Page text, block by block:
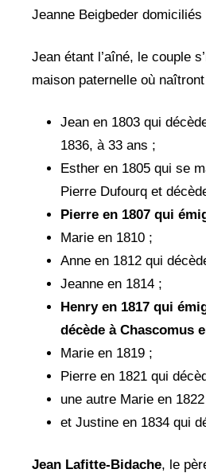
Jeanne Beigbeder domiciliés
Jean étant l’aîné, le couple
maison paternelle où
Jean en 1803 qui
1836, à 33 ans ;
Esther en 1805 qui se
Pierre Dufourq et
Pierre en 1807 qui
Marie en 1810 ;
Anne en 1812 qui
Jeanne en 1814 ;
Henry en 1817 qui
décède à Chascomus
Marie en 1819 ;
Pierre en 1821 qui
une autre Marie en
et Justine en 1834 qui
Jean Lafitte-Bidache, le